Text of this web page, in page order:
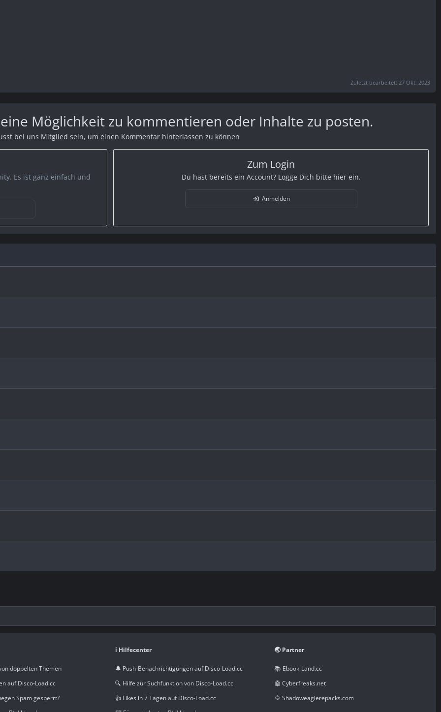
Zuletzt bearbeitet: 27 Okt. 2023
Möglichkeit zu kommentieren oder Inhalte zu posten.
bei uns Mitglied sein, um einen Kommentar hinterlassen zu können
Es ist ganz einfach und
Zum Login
Du hast bereits ein Account? Logge Dich bitte hier ein.
Anmelden
doppelten Themen
auf Disco-Load.cc
Spam gesperrt?
ℹ️ Hilfecenter
🔔 Push-Benachrichtigungen auf Disco-Load.cc
🔍 Hilfe zur Suchfunktion von Disco-Load.cc
👍 Likes in 7 Tagen auf Disco-Load.cc
🌏 Partner
📚 Ebook-Land.cc
🤖 Cyberfreaks.net
🦅 Shadoweaglerepacks.com